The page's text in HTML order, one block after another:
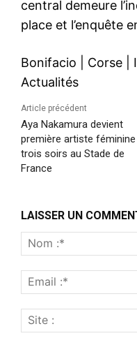
central demeure
place et l’enquête
Bonifacio Corse
Actualités
Article précédent
Aya Nakamura devient
première artiste
trois soirs au Stade de
France
LAISSER UN